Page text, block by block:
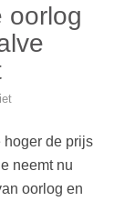
oorlog
hoger de prijs
neemt nu
oorlog en